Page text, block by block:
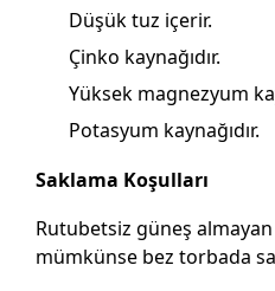
Düşük tuz içerir.
Çinko kaynağıdır.
Yüksek magnezyum
Potasyum kaynağıdır.
Saklama Koşulları
Rutubetsiz güneş
mümkünse bez torbada